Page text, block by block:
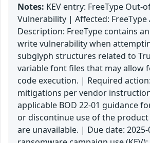
Notes: KEV entry: FreeType Out-
Vulnerability | Affected: FreeType
Description: FreeType contains
write vulnerability when
subglyph structures related to
variable font files that may allow
code execution. | Required
mitigations per vendor
applicable BOD 22-01 guidance
or discontinue use of the
are unavailable. | Due date: